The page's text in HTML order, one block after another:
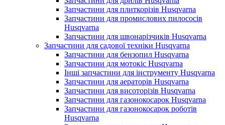
Запчастини для плиткорізів Husqvarna
Запчастини для промислових пилососів
Husqvarna
Запчастини для швонарізчиків Husqvarna
Запчастини для садової техніки Husqvarna
Запчастини для бензопил Husqvarna
Запчастини для мотокіс Husqvarna
Інші запчастини для інструменту Husqvarna
Запчастини для аераторів Husqvarna
Запчастини для висоторізів Husqvarna
Запчастини для газонокосарок Husqvarna
Запчастини для газонокосарок роботів
Husqvarna